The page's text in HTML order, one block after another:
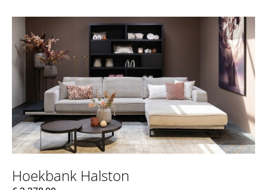
Hoekbank Halston